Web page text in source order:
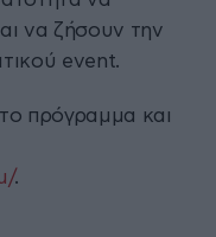
να ζήσουν την
event.
πρόγραμμα και
.